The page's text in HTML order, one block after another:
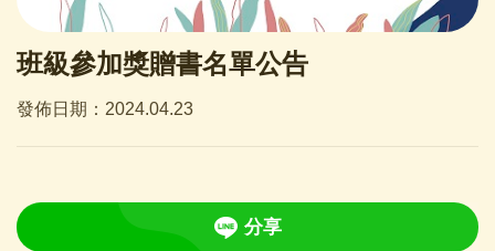
班級參加獎贈書名單公告
發佈日期：2024.04.23
分享